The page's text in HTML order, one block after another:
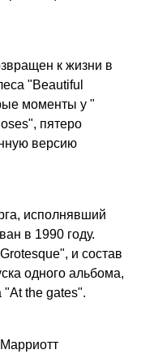
к жизни в
"Beautiful
моменты у "
пятеро
версию
исполнявший
в 1990 году.
и состав
одного альбома,
the gates".